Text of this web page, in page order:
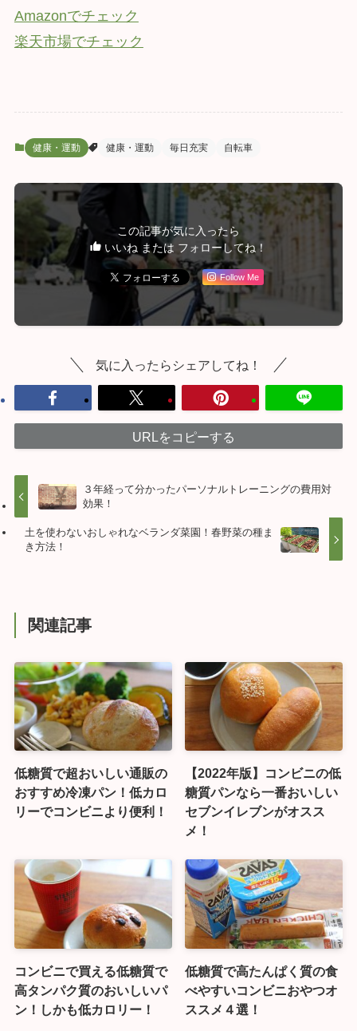
Amazonでチェック
楽天市場でチェック
健康・運動 健康・運動 毎日充実 自転車
この記事が気に入ったら
いいね または フォローしてね！
Follow Me
気に入ったらシェアしてね！
URLをコピーする
３年経って分かったパーソナルトレーニングの費用対
効果！
土を使わないおしゃれなベランダ菜園！春野菜の種ま
き方法！
関連記事
低糖質で超おいしい通販の
おすすめ冷凍パン！低カロ
リーでコンビニより便利！
【2022年版】コンビニの低
糖質パンなら一番おいしい
セブンイレブンがオスス
メ！
コンビニで買える低糖質で
高タンパク質のおいしいパ
ン！しかも低カロリー！
低糖質で高たんぱく質の食
べやすいコンビニおやつオ
ススメ４選！